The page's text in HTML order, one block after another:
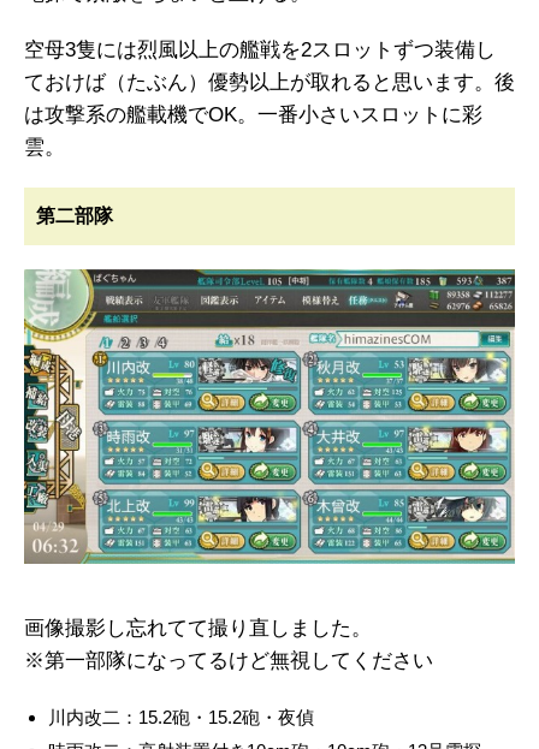
空母3隻には烈風以上の艦戦を2スロットずつ装備し
ておけば（たぶん）優勢以上が取れると思います。後
は攻撃系の艦載機でOK。一番小さいスロットに彩
雲。
第二部隊
画像撮影し忘れてて撮り直しました。
※第一部隊になってるけど無視してください
川内改二：15.2砲・15.2砲・夜偵